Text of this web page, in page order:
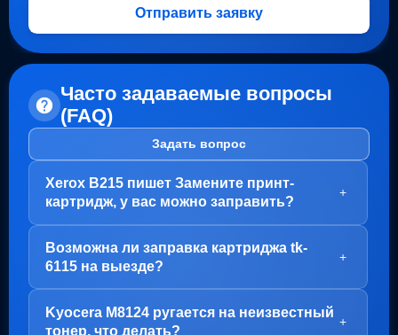
Отправить заявку
Часто задаваемые вопросы
(FAQ)
Задать вопрос
Xerox B215 пишет Замените принт-
картридж, у вас можно заправить?
+
В вашем случае, заправка картриджа не требуется.
Проблема с блоком барабана (Принт-картридж), у
него просто закончился ресурс.
Варианта два:
Возможна ли заправка картриджа tk-
6115 на выезде?
+
Да, заправка картриджа TK-6115 возможна как в
Kyocera M8124 ругается на неизвестный
тонер, что делать?
+